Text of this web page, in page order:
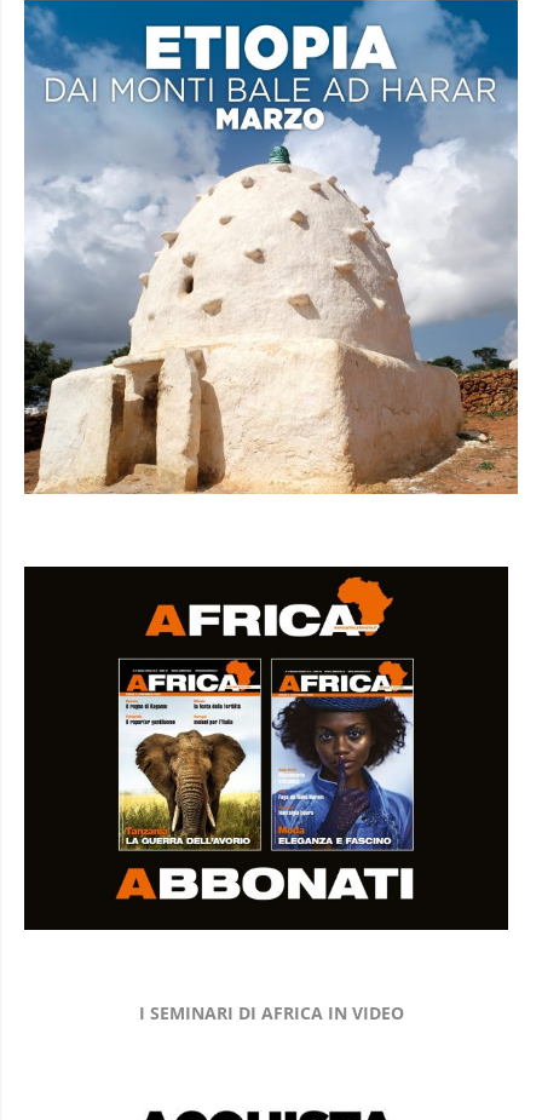
I SEMINARI DI AFRICA IN VIDEO